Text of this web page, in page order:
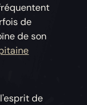
de
de son
de